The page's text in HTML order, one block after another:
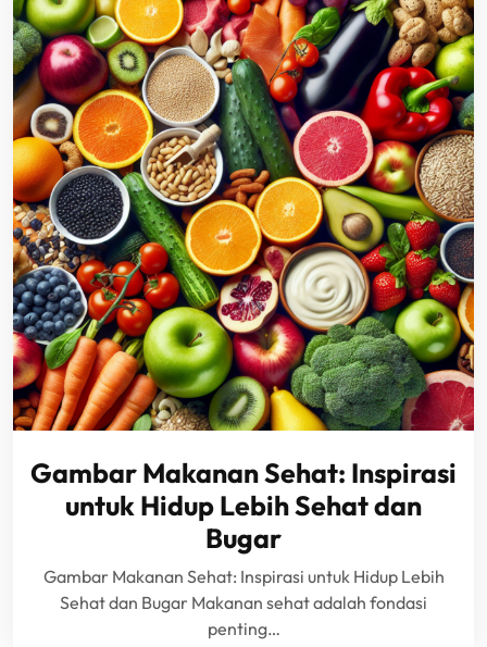
Gambar Makanan Sehat: Inspirasi
untuk Hidup Lebih Sehat dan
Bugar
Gambar Makanan Sehat: Inspirasi untuk Hidup Lebih
Sehat dan Bugar Makanan sehat adalah fondasi
penting…